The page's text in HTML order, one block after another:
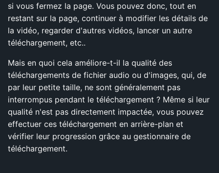
si vous fermez la page. Vous pouvez donc, tout en
restant sur la page, continuer à modifier les détails de
la vidéo, regarder d'autres vidéos, lancer un autre
téléchargement, etc..
Mais en quoi cela améliore-t-il la qualité des
téléchargements de fichier audio ou d'images, qui, de
par leur petite taille, ne sont généralement pas
interrompus pendant le téléchargement ? Même si leur
qualité n'est pas directement impactée, vous pouvez
effectuer ces téléchargement en arrière-plan et
vérifier leur progression grâce au gestionnaire de
téléchargement.